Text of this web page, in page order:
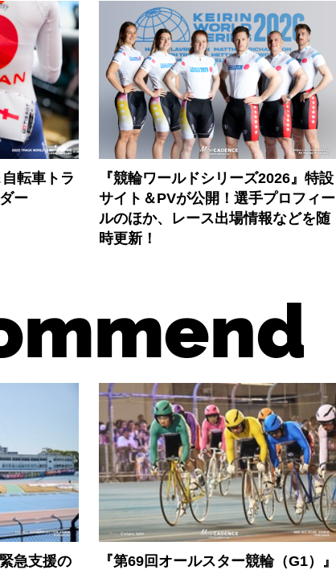
転車トラ
ー
『競輪ワールドシリーズ2026』特設
サイト＆PVが公開！選手プロフィー
ルのほか、レース出場情報などを随
時更新！
急支援の
『第69回オールスター競輪（G1）』